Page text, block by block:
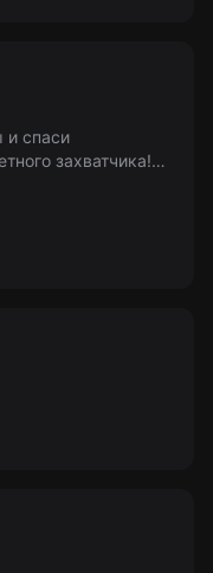
и спаси
захватчика!